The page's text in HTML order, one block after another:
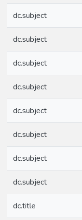
dc.subject
dc.subject
dc.subject
dc.subject
dc.subject
dc.subject
dc.subject
dc.subject
dc.title